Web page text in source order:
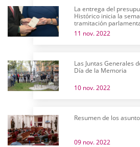
La entrega del
Histórico inicia la
tramitación
11 nov. 2022
Las Juntas Generales
Día de la Memoria
10 nov. 2022
Resumen de los
09 nov. 2022